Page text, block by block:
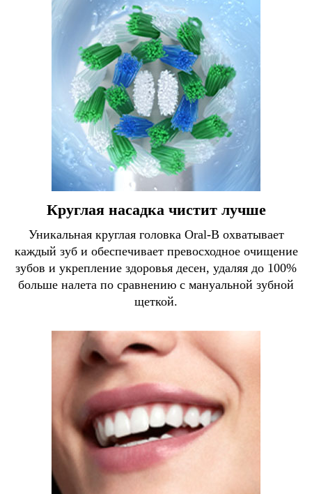
Круглая насадка чистит лучше
Уникальная круглая головка Oral-B охватывает
каждый зуб и обеспечивает превосходное очищение
зубов и укрепление здоровья десен, удаляя до 100%
больше налета по сравнению с мануальной зубной
щеткой.